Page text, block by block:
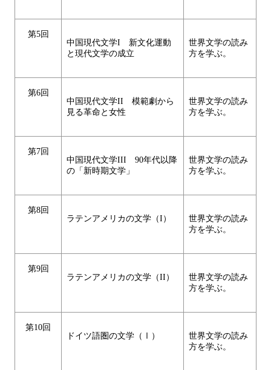
第5回
中国現代文学I 新文化運動
と現代文学の成立
世界文学の読み
方を学ぶ。
第6回
中国現代文学II 模範劇から
見る革命と女性
世界文学の読み
方を学ぶ。
第7回
中国現代文学III 90年代以降
の「新時期文学」
世界文学の読み
方を学ぶ。
第8回
ラテンアメリカの文学（I）
世界文学の読み
方を学ぶ。
第9回
ラテンアメリカの文学（II）
世界文学の読み
方を学ぶ。
第10回
ドイツ語圏の文学（Ⅰ）
世界文学の読み
方を学ぶ。